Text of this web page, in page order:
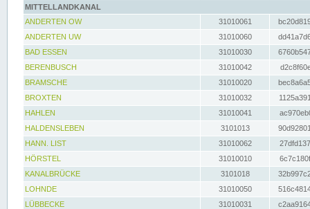
MITTELLANDKANAL
ANDERTEN OW
31010061
ANDERTEN UW
31010060
BAD ESSEN
31010030
BERENBUSCH
31010042
BRAMSCHE
31010020
BROXTEN
31010032
HAHLEN
31010041
HALDENSLEBEN
3101013
HANN. LIST
31010062
HÖRSTEL
31010010
KANALBRÜCKE
3101018
LOHNDE
31010050
LÜBBECKE
31010031